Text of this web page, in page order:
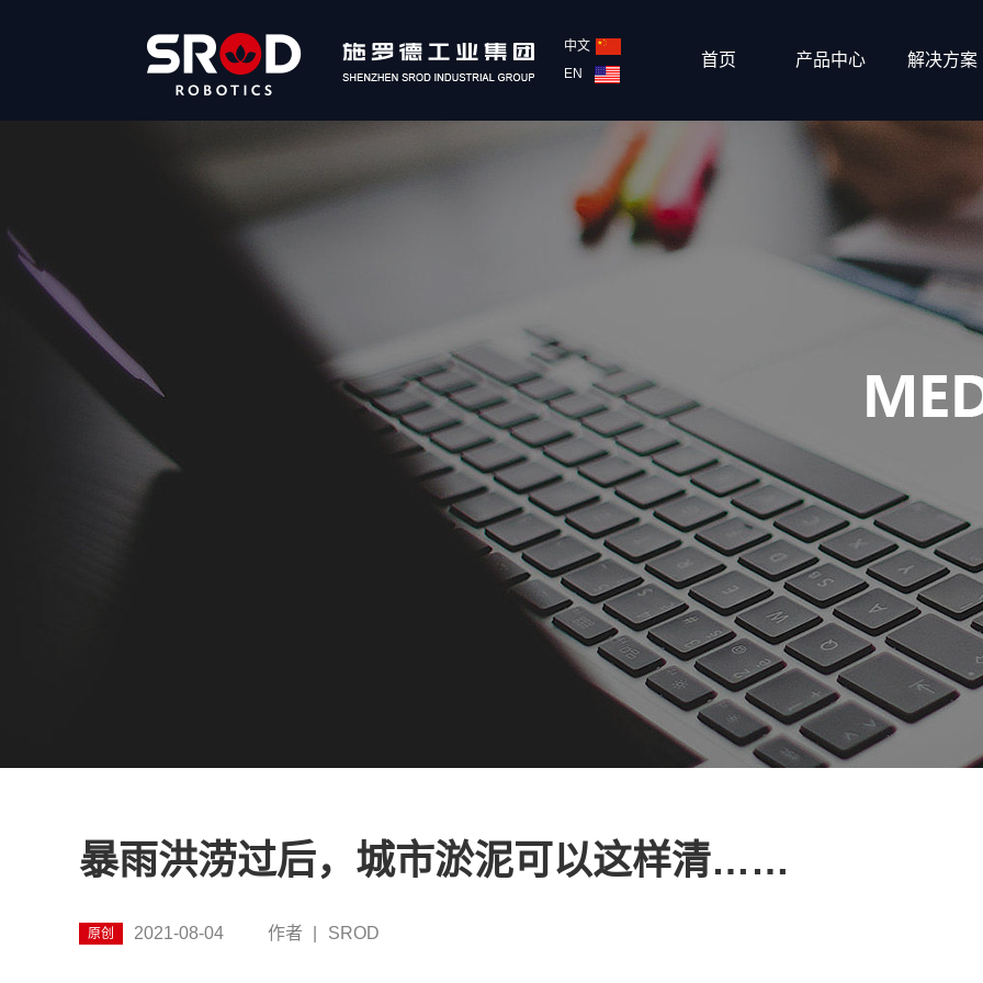
中文
EN
首页 产品中心 解决方案
暴雨洪涝过后，城市淤泥可以这样清……
原创 2021-08-04 作者 SROD